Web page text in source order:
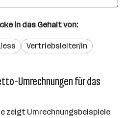
in das Gehalt von:
ess Vertriebsleiter/in
Umrechnungen für das
zeigt Umrechnungsbeispiele